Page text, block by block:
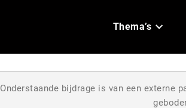
Thema’s
Onderstaande bijdrage is van een externe